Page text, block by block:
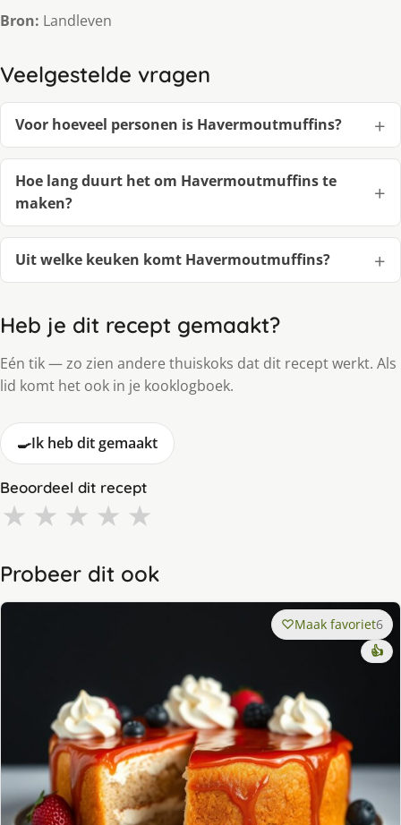
Bron: Landleven
Veelgestelde vragen
Voor hoeveel personen is Havermoutmuffins?
Hoe lang duurt het om Havermoutmuffins te
maken?
Uit welke keuken komt Havermoutmuffins?
Heb je dit recept gemaakt?
Eén tik — zo zien andere thuiskoks dat dit recept werkt. Als
lid komt het ook in je kooklogboek.
🍳Ik heb dit gemaakt
Beoordeel dit recept
★ ★ ★ ★ ★
Probeer dit ook
Maak favoriet6
👍